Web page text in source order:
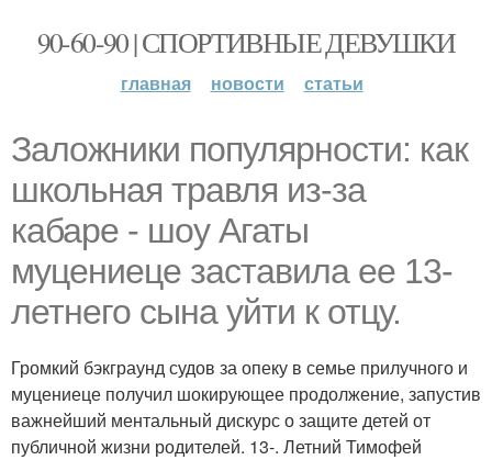
90-60-90 | СПОРТИВНЫЕ ДЕВУШКИ
главная новости статьи
Заложники популярности: как
школьная травля из-за
кабаре - шоу Агаты
муцениеце заставила ее 13-
летнего сына уйти к отцу.
Громкий бэкграунд судов за опеку в семье прилучного и
муцениеце получил шокирующее продолжение, запустив
важнейший ментальный дискурс о защите детей от
публичной жизни родителей. 13-. Летний Тимофей